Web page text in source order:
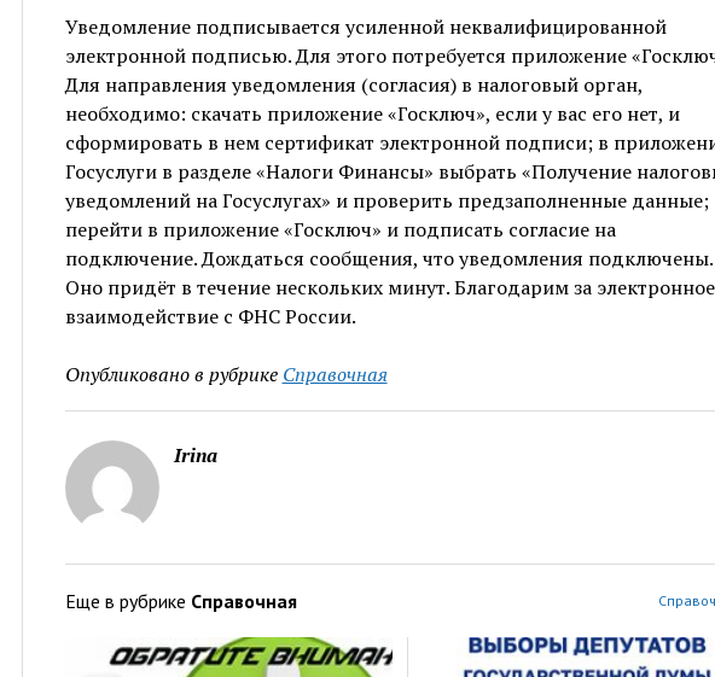
Уведомление подписывается усиленной неквалифицированной
электронной подписью. Для этого потребуется приложение
Для направления уведомления (согласия) в налоговый орган,
необходимо: скачать приложение «Госключ», если у вас его нет, и
сформировать в нем сертификат электронной подписи; в
Госуслуги в разделе «Налоги Финансы» выбрать «Получение
уведомлений на Госуслугах» и проверить предзаполненные данные;
перейти в приложение «Госключ» и подписать согласие на
подключение. Дождаться сообщения, что уведомления подключены.
Оно придёт в течение нескольких минут. Благодарим за электронное
взаимодействие с ФНС России.
Опубликовано в рубрике Справочная
Irina
Еще в рубрике Справочная